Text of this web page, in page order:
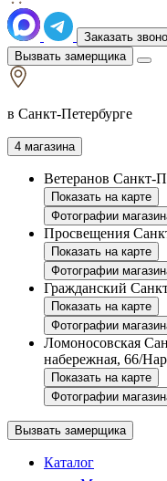
Заказать
Вызвать замерщика
в Санкт-Петербурге
4 магазина
Ветеранов Санкт-
Показать на карте
Фотографии
Просвещения
Показать на карте
Фотографии
Гражданский
Показать на карте
Фотографии
Ломоносовская
набережная, 66/
Показать на карте
Фотографии
Вызвать замерщика
Каталог